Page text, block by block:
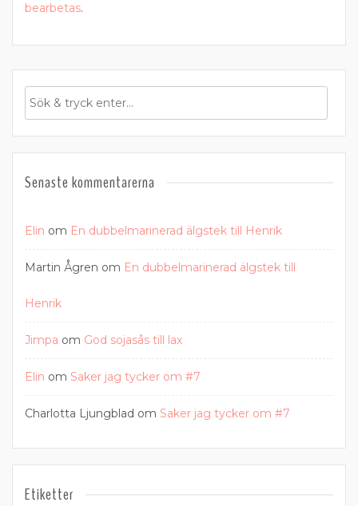
bearbetas.
Senaste kommentarerna
Elin om En dubbelmarinerad älgstek till Henrik
Martin Ågren om En dubbelmarinerad älgstek till
Henrik
Jimpa om God sojasås till lax
Elin om Saker jag tycker om #7
Charlotta Ljungblad om Saker jag tycker om #7
Etiketter